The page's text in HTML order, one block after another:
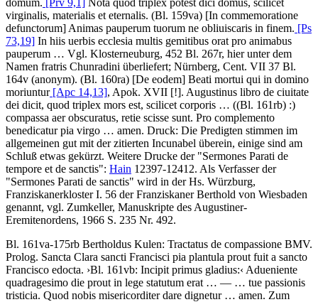
domum. [Prv 9,1] Nota quod triplex potest dici domus, scilicet
virginalis, materialis et eternalis. (Bl. 159va) [In commemoratione
defunctorum] Animas pauperum tuorum ne obliuiscaris in finem. [Ps
73,19] In hiis uerbis ecclesia multis gemitibus orat pro animabus
pauperum … Vgl. Klosterneuburg, 452 Bl. 267r, hier unter dem
Namen fratris Chunradini überliefert; Nürnberg, Cent. VII 37 Bl.
164v (anonym). (Bl. 160ra) [De eodem] Beati mortui qui in domino
moriuntur[Apc 14,13], Apok. XVII [!]. Augustinus libro de ciuitate
dei dicit, quod triplex mors est, scilicet corporis … ((Bl. 161rb) :)
compassa aer obscuratus, retie scisse sunt. Pro complemento
benedicatur pia virgo … amen. Druck: Die Predigten stimmen im
allgemeinen gut mit der zitierten Incunabel überein, einige sind am
Schluß etwas gekürzt. Weitere Drucke der "Sermones Parati de
tempore et de sanctis": Hain 12397-12412. Als Verfasser der
"Sermones Parati de sanctis" wird in der Hs. Würzburg,
Franziskanerkloster I. 56 der Franziskaner Berthold von Wiesbaden
genannt, vgl. Zumkeller, Manuskripte des Augustiner-
Eremitenordens, 1966 S. 235 Nr. 492.
Bl. 161va-175rb Bertholdus Kulen: Tractatus de compassione BMV.
Prolog. Sancta Clara sancti Francisci pia plantula prout fuit a sancto
Francisco edocta. ›Bl. 161vb: Incipit primus gladius:‹ Adueniente
quadragesimo die prout in lege statutum erat … — … tue passionis
tristicia. Quod nobis misericorditer dare dignetur … amen. Zum